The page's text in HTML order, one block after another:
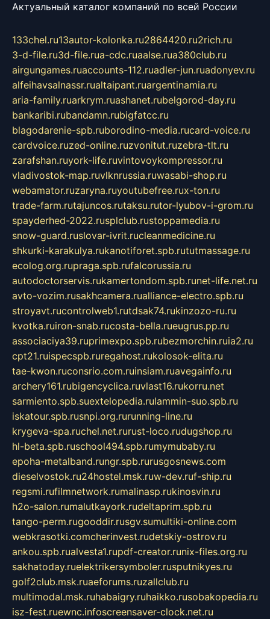
Актуальный каталог компаний по всей России
133chel.ru13autor-kolonka.ru2864420.ru2rich.ru
3-d-file.ru3d-file.rua-cdc.ruaalse.rua380club.ru
airgungames.ruaccounts-112.ruadler-jun.ruadonyev.ru
alfeihavsalnassr.rualtaipant.ruargentinamia.ru
aria-family.ruarkrym.ruashanet.rubelgorod-day.ru
bankaribi.rubandamn.rubigfatcc.ru
blagodarenie-spb.ruborodino-media.rucard-voice.ru
cardvoice.ruzed-online.ruzvonitut.ruzebra-tlt.ru
zarafshan.ruyork-life.ruvintovoykompressor.ru
vladivostok-map.ruvlknrussia.ruwasabi-shop.ru
webamator.ruzaryna.ruyoutubefree.rux-ton.ru
trade-farm.rutajuncos.rutaksu.rutor-lyubov-i-grom.ru
spayderhed-2022.rusplclub.rustoppamedia.ru
snow-guard.ruslovar-ivrit.rucleanmedicine.ru
shkurki-karakulya.rukanotiforet.spb.rututmassage.ru
ecolog.org.rupraga.spb.rufalcorussia.ru
autodoctorservis.rukamertondom.spb.runet-life.net.ru
avto-vozim.rusakhcamera.rualliance-electro.spb.ru
stroyavt.rucontrolweb1.rutdsak74.rukinzozo-ru.ru
kvotka.ruiron-snab.rucosta-bella.rueugrus.pp.ru
associaciya39.ruprimexpo.spb.rubezmorchin.ruia2.ru
cpt21.ruispecspb.ruregahost.rukolosok-elita.ru
tae-kwon.ruconsrio.com.ruinsiam.ruavegainfo.ru
archery161.rubigencyclica.ruvlast16.rukorru.net
sarmiento.spb.suextelopedia.rulammin-suo.spb.ru
iskatour.spb.rusnpi.org.rurunning-line.ru
krygeva-spa.ruchel.net.rurust-loco.rudugshop.ru
hl-beta.spb.ruschool494.spb.rumymubaby.ru
epoha-metalband.rungr.spb.rurusgosnews.com
dieselvostok.ru24hostel.msk.ruw-dev.ruf-ship.ru
regsmi.rufilmnetwork.rumalinasp.rukinosvin.ru
h2o-salon.rumalutkayork.rudeltaprim.spb.ru
tango-perm.rugooddir.rusgv.sumultiki-online.com
webkrasotki.comcherinvest.rudetskiy-ostrov.ru
ankou.spb.rualvesta1.rupdf-creator.runix-files.org.ru
sakhatoday.ruelektrikersymboler.rusputnikyes.ru
golf2club.msk.ruaeforums.ruzallclub.ru
multimodal.msk.ruhabaigry.ruhaikko.rusobakopedia.ru
isz-fest.ruewnc.infoscreensaver-clock.net.ru